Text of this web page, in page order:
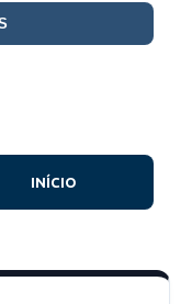
INÍCIO